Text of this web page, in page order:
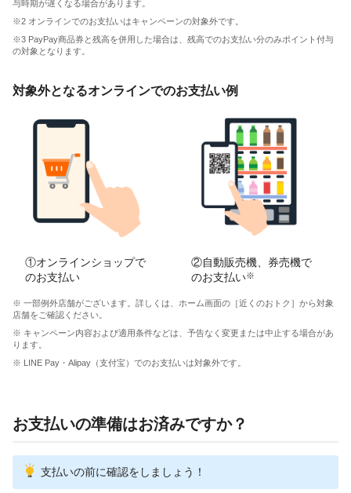
与時期が遅くなる場合があります。
※2 オンラインでのお支払いはキャンペーンの対象外です。
※3 PayPay商品券と残高を併用した場合は、残高でのお支払い分のみポイント付与
の対象となります。
対象外となるオンラインでのお支払い例
①オンラインショップで
のお支払い
②自動販売機、券売機で
のお支払い※
※ 一部例外店舗がございます。詳しくは、ホーム画面の［近くのおトク］から対象
店舗をご確認ください。
※ キャンペーン内容および適用条件などは、予告なく変更または中止する場合があ
ります。
※ LINE Pay・Alipay（支付宝）でのお支払いは対象外です。
お支払いの準備はお済みですか？
支払いの前に確認をしましょう！